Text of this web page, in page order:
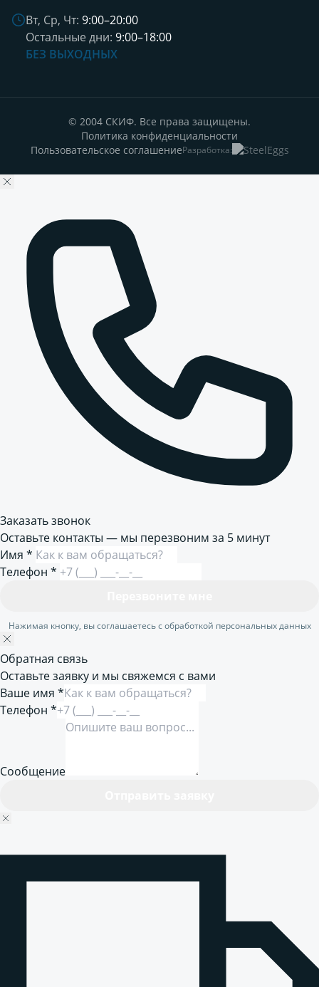
Вт, Ср, Чт: 9:00–20:00
Остальные дни: 9:00–18:00
БЕЗ ВЫХОДНЫХ
© 2004 СКИФ. Все права защищены.
Политика конфиденциальности
Пользовательское соглашениеРазработка:
Заказать звонок
Оставьте контакты — мы перезвоним за 5 минут
Имя *
Телефон *
Нажимая кнопку, вы соглашаетесь с обработкой персональных данных
Обратная связь
Оставьте заявку и мы свяжемся с вами
Ваше имя *
Телефон *
Сообщение